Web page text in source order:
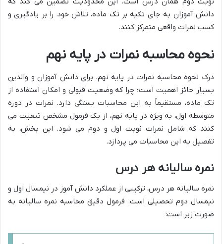
دانش آموزان به جای تکیه بر تک ماده، تلاش خود را بر یادگیری و
کسب نمرات واقعی متمرکز کنند.
نحوه محاسبه نمرات در پایه نهم
درک نحوه محاسبه نمرات در پایه نهم، برای دانش آموزان و والدین
بسیار حائز اهمیت است؛ چرا که وضعیت قبولی و امکان استفاده از
تک ماده، مستقیماً به این محاسبات بستگی دارد. نمرات در دوره
متوسطه اول، به ویژه در پایه نهم، از یک فرمول مشخص تبعیت می
کنند که شامل نمرات نوبت اول و دوم می شود. این بخش، به
تفصیل به این محاسبات می پردازد.
نمره سالیانه هر درس
نمره سالیانه هر درس، ترکیبی از عملکرد دانش آموز در نیمسال اول و
نیمسال دوم تحصیلی است. فرمول دقیق محاسبه نمره سالیانه به
صورت زیر است: